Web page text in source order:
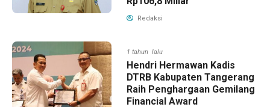
Redaksi
1 tahun lalu
Hendri Hermawan Kadis
DTRB Kabupaten Tangerang
Raih Penghargaan Gemilang
Financial Award